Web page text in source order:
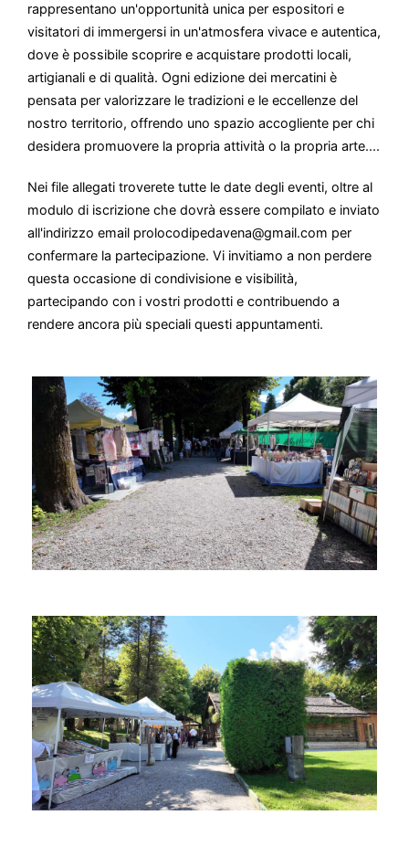
rappresentano un'opportunità unica per espositori e
visitatori di immergersi in un'atmosfera vivace e autentica,
dove è possibile scoprire e acquistare prodotti locali,
artigianali e di qualità. Ogni edizione dei mercatini è
pensata per valorizzare le tradizioni e le eccellenze del
nostro territorio, offrendo uno spazio accogliente per chi
desidera promuovere la propria attività o la propria arte....
Nei file allegati troverete tutte le date degli eventi, oltre al
modulo di iscrizione che dovrà essere compilato e inviato
all'indirizzo email prolocodipedavena@gmail.com per
confermare la partecipazione. Vi invitiamo a non perdere
questa occasione di condivisione e visibilità,
partecipando con i vostri prodotti e contribuendo a
rendere ancora più speciali questi appuntamenti.